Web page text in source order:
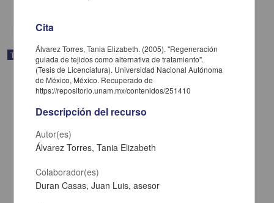
Trabajo de grado
Cita
Álvarez Torres, Tania Elizabeth. (2005). "Regeneración
guiada de tejidos como alternativa de tratamiento".
(Tesis de Licenciatura). Universidad Nacional Autónoma
de México, México. Recuperado de
https://repositorio.unam.mx/contenidos/251410
Descripción del recurso
Autor(es)
Álvarez Torres, Tania Elizabeth
Colaborador(es)
Duran Casas, Juan Luis, asesor